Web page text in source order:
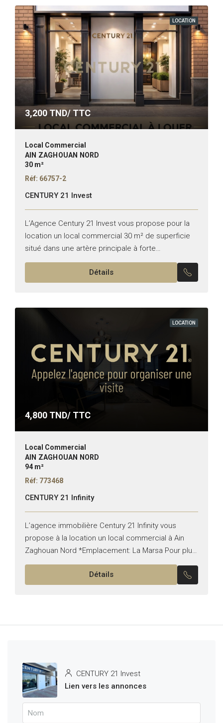
LOCATION
3,200TND/ TTC
Local Commercial
AIN ZAGHOUAN NORD
30 m²
Réf: 66757-2
CENTURY 21 Invest
L’Agence Century 21 Invest vous propose pour la
location un local commercial 30 m² de superficie
situé dans une artère principale à forte
concentration commerciale à Ain Zaghouan nord .
Détails
LOCATION
4,800 TND/ TTC
Local Commercial
AIN ZAGHOUAN NORD
94 m²
Réf: 773468
CENTURY 21 Infinity
L’agence immobilière Century 21 Infinity vous
propose à la location un local commercial à Ain
Zaghouan Nord *Emplacement: La Marsa Pour plus
d’informations, veuillez nous contacter sur le +216
Détails
CENTURY 21 Invest
Lien vers les annonces